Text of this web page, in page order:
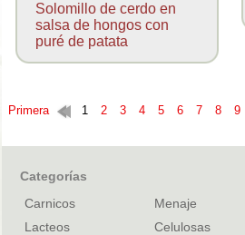
Solomillo de cerdo en
salsa de hongos con
puré de patata
Primera 1 2 3 4 5 6 7 8 9
Categorías
Carnicos
Lacteos
Menaje
Celulosas